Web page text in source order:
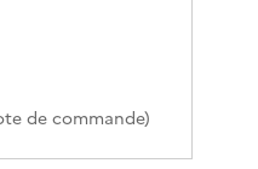
de commande)